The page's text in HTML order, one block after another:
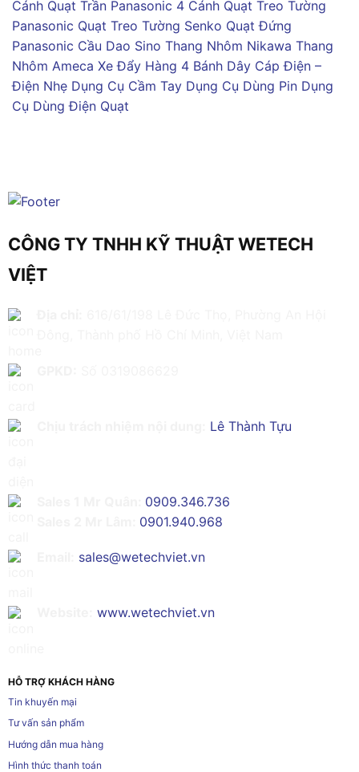
Cánh Quạt Trần Panasonic 4 Cánh Quạt Treo Tường
Panasonic Quạt Treo Tường Senko Quạt Đứng
Panasonic Cầu Dao Sino Thang Nhôm Nikawa Thang
Nhôm Ameca Xe Đẩy Hàng 4 Bánh Dây Cáp Điện –
Điện Nhẹ Dụng Cụ Cầm Tay Dụng Cụ Dùng Pin Dụng
Cụ Dùng Điện Quạt
CÔNG TY TNHH KỸ THUẬT WETECH
VIỆT
Lê Thành Tựu
0909.346.736
0901.940.968
sales@wetechviet.vn
www.wetechviet.vn
HỖ TRỢ KHÁCH HÀNG
Tin khuyến mại
Tư vấn sản phẩm
Hướng dẫn mua hàng
Hình thức thanh toán